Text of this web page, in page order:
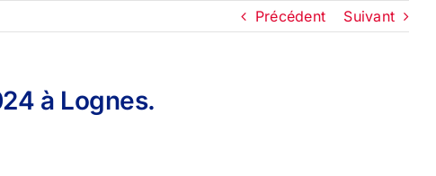
Précédent Suivant
à Lognes.